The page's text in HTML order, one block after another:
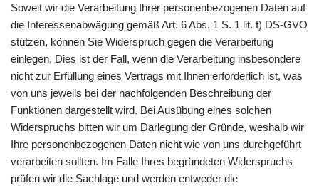
Soweit wir die Verarbeitung Ihrer personenbezogenen Daten auf
die Interessenabwägung gemäß Art. 6 Abs. 1 S. 1 lit. f) DS-GVO
stützen, können Sie Widerspruch gegen die Verarbeitung
einlegen. Dies ist der Fall, wenn die Verarbeitung insbesondere
nicht zur Erfüllung eines Vertrags mit Ihnen erforderlich ist, was
von uns jeweils bei der nachfolgenden Beschreibung der
Funktionen dargestellt wird. Bei Ausübung eines solchen
Widerspruchs bitten wir um Darlegung der Gründe, weshalb wir
Ihre personenbezogenen Daten nicht wie von uns durchgeführt
verarbeiten sollten. Im Falle Ihres begründeten Widerspruchs
prüfen wir die Sachlage und werden entweder die